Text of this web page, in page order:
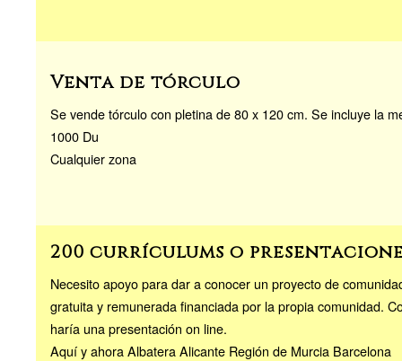
Venta de tórculo
Se vende tórculo con pletina de 80 x 120 cm. Se incluye la
1000 Du
Cualquier zona
200 currículums o
Necesito apoyo para dar a conocer un proyecto de
gratuita y remunerada financiada por la propia comunidad.
haría una presentación on line.
Aquí y ahora Albatera Alicante Región de Murcia Barcelona